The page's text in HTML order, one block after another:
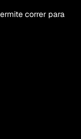
correr para